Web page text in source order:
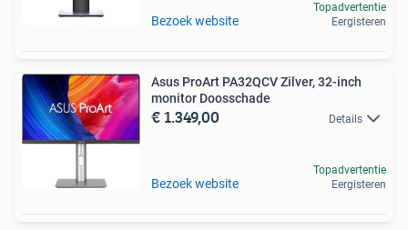
Bezoek website
Topadvertentie
Eergisteren
Asus ProArt PA32QCV Zilver, 32-inch
monitor Doosschade
€ 1.349,00 Details
Bezoek website
Topadvertentie
Eergisteren